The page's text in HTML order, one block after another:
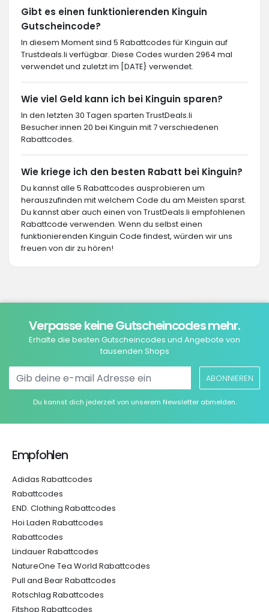
Gibt es einen funktionierenden Kinguin
Gutscheincode?
In diesem Moment sind 5 Rabattcodes für Kinguin auf
Trustdeals.li verfügbar. Diese Codes wurden 2964 mal
verwendet und zuletzt im [DATE} verwendet.
Wie viel Geld kann ich bei Kinguin sparen?
In den letzten 30 Tagen sparten TrustDeals.li
Besucher:innen 20 bei Kinguin mit 7 verschiedenen
Rabattcodes.
Wie kriege ich den besten Rabatt bei Kinguin?
Du kannst alle 5 Rabattcodes ausprobieren um
herauszufinden mit welchem Code du am Meisten sparst.
Du kannst aber auch einen von TrustDeals.li empfohlenen
Rabattcode verwenden. Wenn du selbst einen
funktionierenden Kinguin Code findest, würden wir uns
freuen von dir zu hören!
Verpasse keine Gutscheincodes mehr.
Erhalte die besten Gutscheincodes und Angebote von
tausenden Shops
ABONNIEREN
Du kannst dich jederzeit von unserem Newsletter abmelden.
Empfohlen
Adidas Rabattcodes
Rabattcodes
END. Clothing Rabattcodes
Hoi Laden Rabattcodes
Rabattcodes
Lindauer Rabattcodes
NatureOne Tea World Rabattcodes
Pull and Bear Rabattcodes
Rotschlag Rabattcodes
Fitshop Rabattcodes